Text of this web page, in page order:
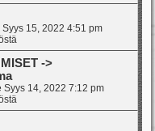
Syys 15, 2022 4:51 pm
->
Syys 14, 2022 7:12 pm